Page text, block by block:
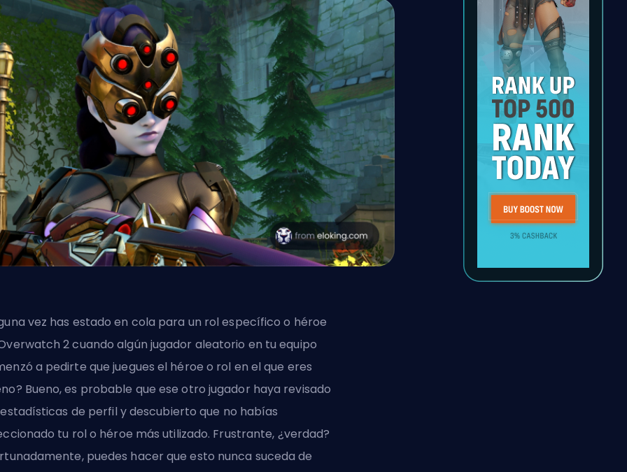
vez has estado en cola para un rol específico o héroe
2 cuando algún jugador aleatorio en tu equipo
a pedirte que juegues el héroe o rol en el que eres
Bueno, es probable que ese otro jugador haya revisado
de perfil y descubierto que no habías
tu rol o héroe más utilizado. Frustrante, ¿verdad?
puedes hacer que esto nunca suceda de